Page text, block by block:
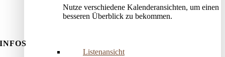
Nutze verschiedene Kalenderansichten, um einen
besseren Überblick zu bekommen.
Listenansicht
INFOS